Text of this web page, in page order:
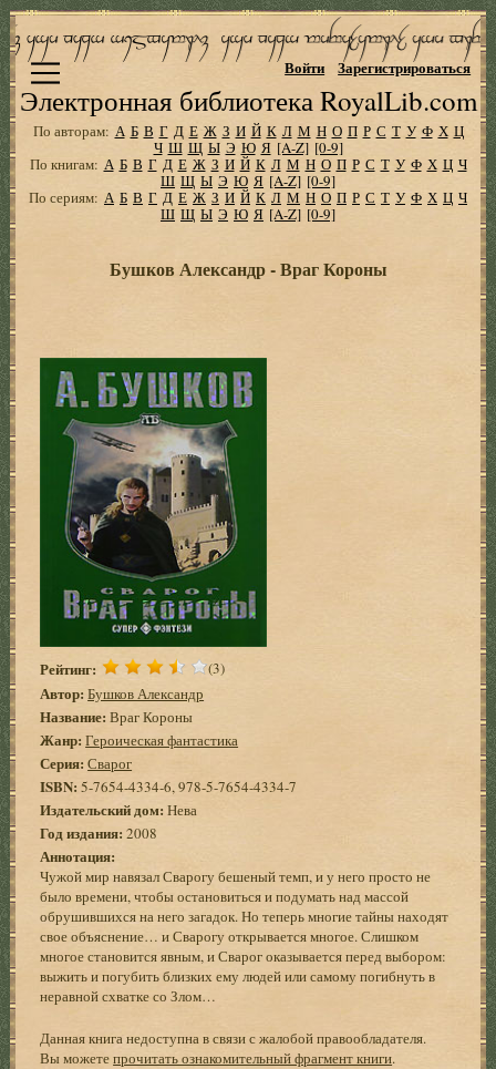
Электронная библиотека RoyalLib.com
Войти Зарегистрироваться
По авторам: А Б В Г Д Е Ж З И Й К Л М Н О П Р С Т У Ф Х Ц
Ч Ш Щ Ы Э Ю Я [A-Z] [0-9]
По книгам: А Б В Г Д Е Ж З И Й К Л М Н О П Р С Т У Ф Х Ц Ч
Ш Щ Ы Э Ю Я [A-Z] [0-9]
По сериям: А Б В Г Д Е Ж З И Й К Л М Н О П Р С Т У Ф Х Ц Ч
Ш Щ Ы Э Ю Я [A-Z] [0-9]
Бушков Александр - Враг Короны
Рейтинг: (3)
Автор: Бушков Александр
Название: Враг Короны
Жанр: Героическая фантастика
Серия: Сварог
ISBN: 5-7654-4334-6, 978-5-7654-4334-7
Издательский дом: Нева
Год издания: 2008
Аннотация:
Чужой мир навязал Сварогу бешеный темп, и у него просто не
было времени, чтобы остановиться и подумать над массой
обрушившихся на него загадок. Но теперь многие тайны находят
свое объяснение… и Сварогу открывается многое. Слишком
многое становится явным, и Сварог оказывается перед выбором:
выжить и погубить близких ему людей или самому погибнуть в
неравной схватке со Злом…
Данная книга недоступна в связи с жалобой правообладателя.
Вы можетепрочитать ознакомительный фрагмент книги.